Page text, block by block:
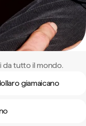
da tutto il mondo.
giamaicano